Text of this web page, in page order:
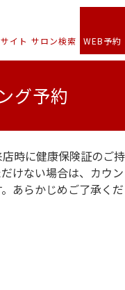
イト サロン検索 WEB予約
グ予約
時に健康保険証のご持
けない場合は、カウン
あらかじめご了承くだ